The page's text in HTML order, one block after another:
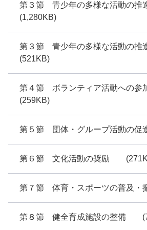
第３節 青少年の多様な活動の推
(1,280KB)
第３節 青少年の多様な活動の推
(521KB)
第４節 ボランティア活動への
(259KB)
第５節 団体・グループ活動の
第６節 文化活動の奨励
第７節 体育・スポーツの普及
第８節 健全育成施設の整備